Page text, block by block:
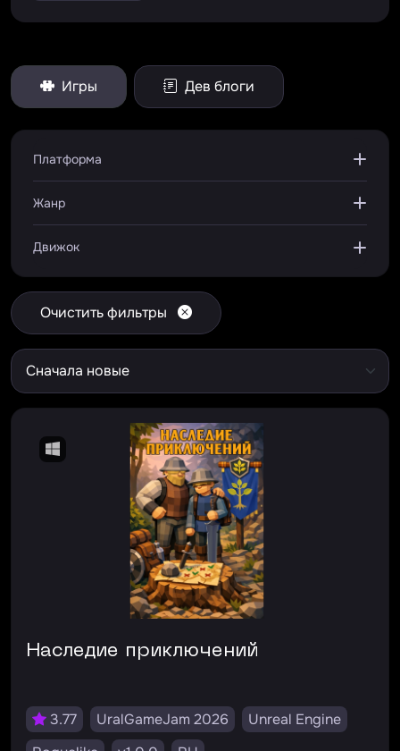
Игры Дев блоги
Платформа
Жанр
Движок
Очистить фильтры
Наследие приключений
3.77 UralGameJam 2026
Unreal Engine